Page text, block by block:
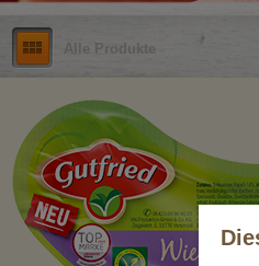
Alle Produkte